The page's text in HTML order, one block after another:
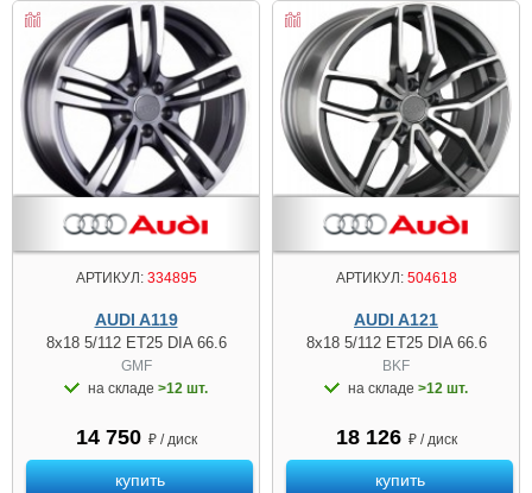
АРТИКУЛ:334895
AUDI A119
8x18 5/112 ET25 DIA 66.6
GMF
на складе >12 шт.
14 750 ₽ / диск
купить
АРТИКУЛ:504618
AUDI A121
8x18 5/112 ET25 DIA 66.6
BKF
на складе >12 шт.
18 126 ₽ / диск
купить